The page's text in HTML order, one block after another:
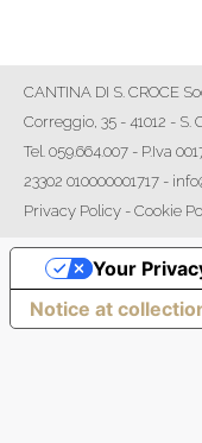
CANTINA DI S. CROCE
Correggio, 35 - 41012 - S.
Tel. 059.664.007 - P.Iva
23302 010000001717 -
Privacy Policy - Cookie
Notice at
Your